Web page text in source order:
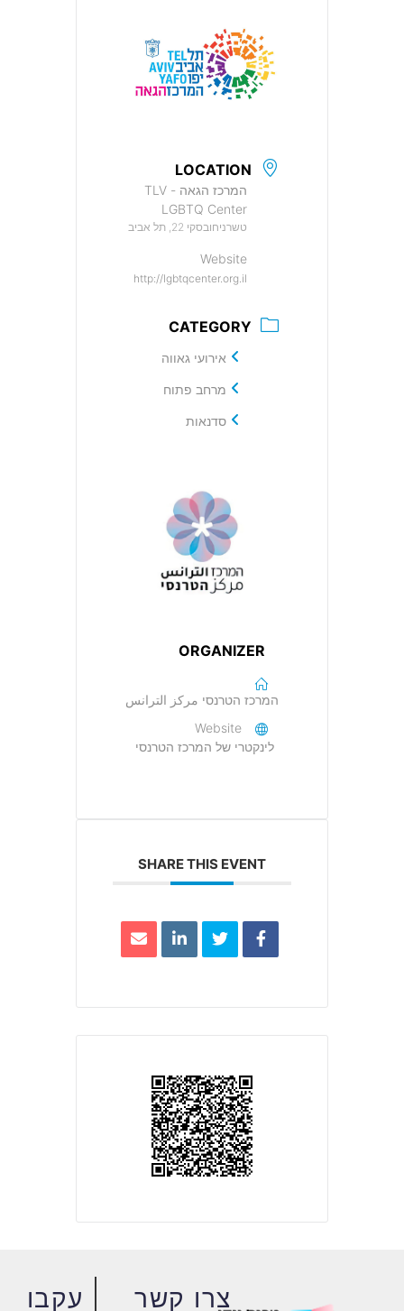
LOCATION
המרכז הגאה - TLV
LGBTQ Center
טשרניחובסקי 22, תל אביב
Website
http://lgbtqcenter.org.il
CATEGORY
אירועי גאווה
מרחב פתוח
סדנאות
ORGANIZER
המרכז הטרנסי مركز الترانس
Website
לינקטרי של המרכז הטרנסי
SHARE THIS EVENT
עקבו צרו קשר